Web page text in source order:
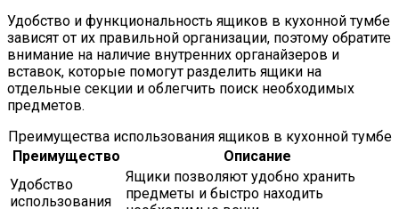
Удобство и функциональность ящиков в кухонной тумбе
зависят от их правильной организации, поэтому обратите
внимание на наличие внутренних органайзеров и
вставок, которые помогут разделить ящики на
отдельные секции и облегчить поиск необходимых
предметов.
Преимущества использования ящиков в кухонной тумбе
Преимущество
Описание
Удобство
использования
Ящики позволяют удобно хранить
предметы и быстро находить